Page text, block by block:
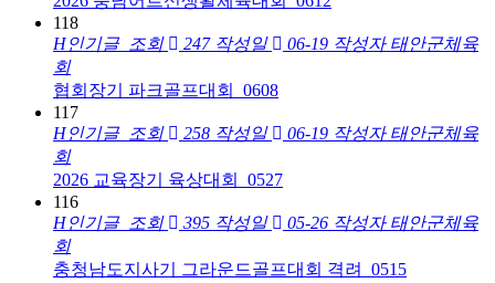
118
H인기글 조회 247 작성일 06-19 작성자 태안군체육
회
협회장기 파크골프대회_0608
117
H인기글 조회 258 작성일 06-19 작성자 태안군체육
회
2026 교육장기 육상대회_0527
116
H인기글 조회 395 작성일 05-26 작성자 태안군체육
회
충청남도지사기 그라운드골프대회 격려_0515